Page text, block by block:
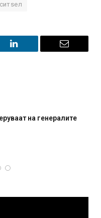
ситѕел
LinkedIn Email
на генералите